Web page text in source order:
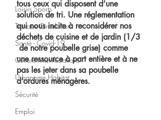
Loisirs Sports
Travaux Circulation
Santé - Covid-19
Culture Manifestations
Urbanisme Habitat
Sécurité
Emploi
tous ceux qui disposent d’une
solution de tri. Une réglementation
qui nous incite à reconsidérer nos
déchets de cuisine et de jardin (1/3
de notre poubelle grise) comme
une ressource à part entière et à ne
pas les jeter dans sa poubelle
d’ordures ménagères.